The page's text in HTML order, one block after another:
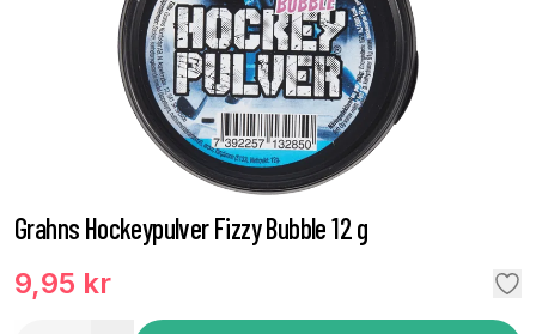
Grahns Hockeypulver Fizzy Bubble 12 g
9,95 kr